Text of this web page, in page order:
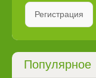
Регистрация
Популярное